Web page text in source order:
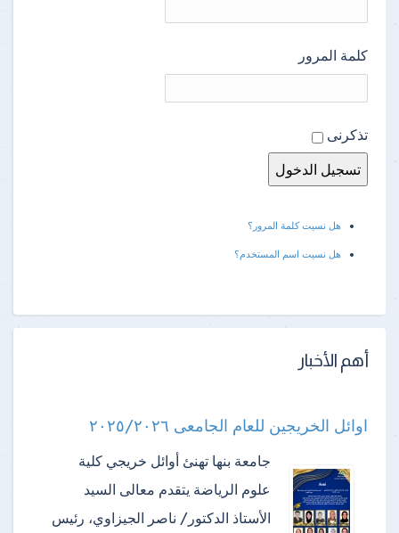
كلمة المرور
تذكرنى
هل نسيت كلمة المرور؟
هل نسيت اسم المستخدم؟
أهم الأخبار
اوائل الخريجين للعام الجامعى ٢٠٢٥/٢٠٢٦
جامعة بنها تهنئ أوائل خريجي كلية
علوم الرياضة ​يتقدم معالى السيد
الأستاذ الدكتور/ ناصر الجيزاوي، رئيس